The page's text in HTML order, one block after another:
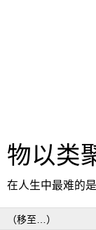
物以类
在人生中最难的是